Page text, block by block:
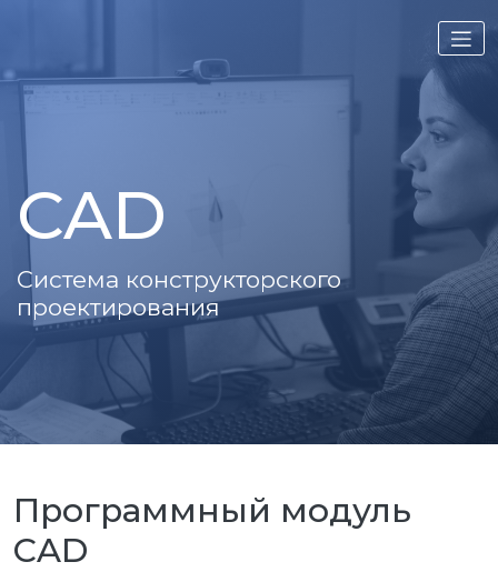
CAD
Система конструкторского
проектирования
Программный модуль
CAD